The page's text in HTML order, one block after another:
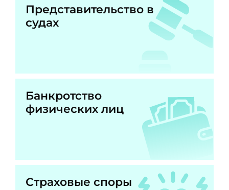
Представительство в
судах
Банкротство
физических лиц
Страховые споры